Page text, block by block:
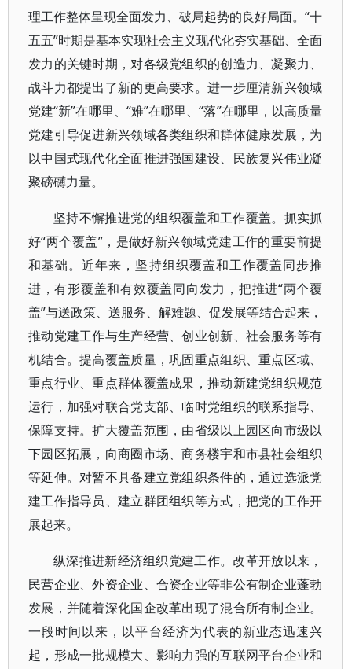
理工作整体呈现全面发力、破局起势的良好局面。“十
五五”时期是基本实现社会主义现代化夯实基础、全面
发力的关键时期，对各级党组织的创造力、凝聚力、
战斗力都提出了新的更高要求。进一步厘清新兴领域
党建“新”在哪里、“难”在哪里、“落”在哪里，以高质量
党建引导促进新兴领域各类组织和群体健康发展，为
以中国式现代化全面推进强国建设、民族复兴伟业凝
聚磅礴力量。
坚持不懈推进党的组织覆盖和工作覆盖。抓实抓
好“两个覆盖”，是做好新兴领域党建工作的重要前提
和基础。近年来，坚持组织覆盖和工作覆盖同步推
进，有形覆盖和有效覆盖同向发力，把推进“两个覆
盖”与送政策、送服务、解难题、促发展等结合起来，
推动党建工作与生产经营、创业创新、社会服务等有
机结合。提高覆盖质量，巩固重点组织、重点区域、
重点行业、重点群体覆盖成果，推动新建党组织规范
运行，加强对联合党支部、临时党组织的联系指导、
保障支持。扩大覆盖范围，由省级以上园区向市级以
下园区拓展，向商圈市场、商务楼宇和市县社会组织
等延伸。对暂不具备建立党组织条件的，通过选派党
建工作指导员、建立群团组织等方式，把党的工作开
展起来。
纵深推进新经济组织党建工作。改革开放以来，
民营企业、外资企业、合资企业等非公有制企业蓬勃
发展，并随着深化国企改革出现了混合所有制企业。
一段时间以来，以平台经济为代表的新业态迅速兴
起，形成一批规模大、影响力强的互联网平台企业和